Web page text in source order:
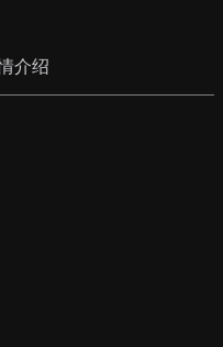
介绍